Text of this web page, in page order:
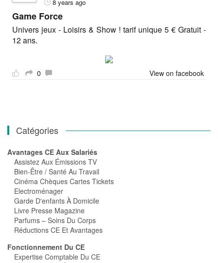
8 years ago
Game Force
Univers jeux - Loisirs & Show ! tarif unique 5 € Gratuit -
12 ans.
0 View on facebook
Catégories
Avantages CE Aux Salariés
Assistez Aux Émissions TV
Bien-Être / Santé Au Travail
Cinéma Chèques Cartes Tickets
Electroménager
Garde D'enfants À Domicile
Livre Presse Magazine
Parfums – Soins Du Corps
Réductions CE Et Avantages
Fonctionnement Du CE
Expertise Comptable Du CE